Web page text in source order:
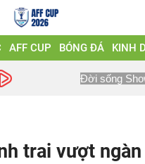
AFF CUP BÓNG ĐÁ KINH
Đời sống
trai vượt